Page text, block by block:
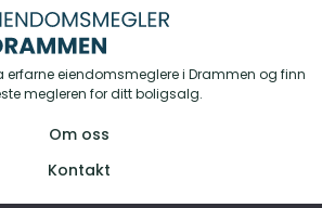
eiendomsmeglere i Drammen og finn
megleren for ditt boligsalg.
Om oss
Kontakt